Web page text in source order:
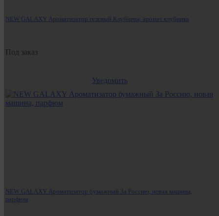
NEW GALAXY Ароматизатор гелевый Клубника, аромат клубника
Под заказ
Уведомить
NEW GALAXY Ароматизатор бумажный За Россию, новая машина,
парфюм